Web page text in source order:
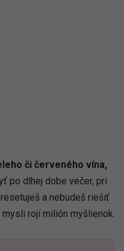
či červeného vína,
po dlhej dobe večer, pri
a nebudeš riešiť
rojí milión myšlienok.